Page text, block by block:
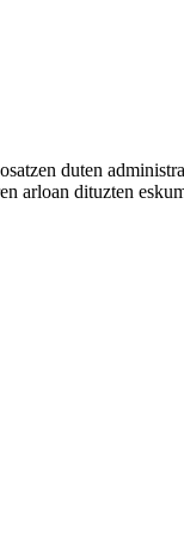
duten
arloan dituzten